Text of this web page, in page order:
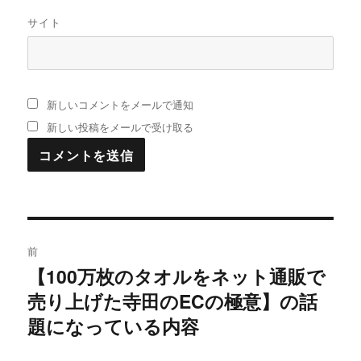
サイト
新しいコメントをメールで通知
新しい投稿をメールで受け取る
稿
ナ
ビ
前
去
の
【100万枚のタオルをネット通販で
売り上げた寺田のECの極意】の話
題になっている内容